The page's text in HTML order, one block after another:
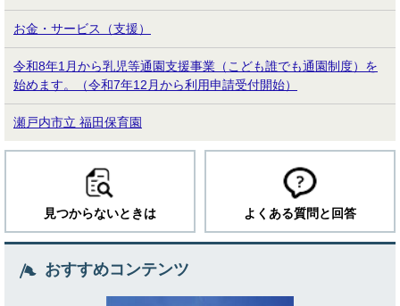
お金・サービス（支援）
令和8年1月から乳児等通園支援事業（こども誰でも通園制度）を
始めます。（令和7年12月から利用申請受付開始）
瀬戸内市立 福田保育園
見つからないときは よくある質問と回答
おすすめコンテンツ